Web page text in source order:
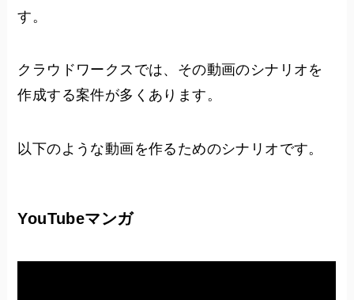
す。
クラウドワークスでは、その動画のシナリオを
作成する案件が多くあります。
以下のような動画を作るためのシナリオです。
YouTubeマンガ